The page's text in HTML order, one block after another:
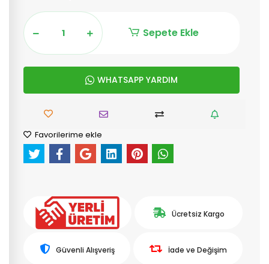
Sepete Ekle
WHATSAPP YARDIM
Favorilerime ekle
Ücretsiz Kargo
Güvenli Alışveriş İade ve Değişim